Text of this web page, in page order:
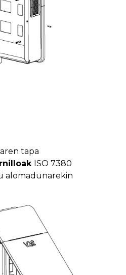
tapa
ISO 7380
alomadunarekin